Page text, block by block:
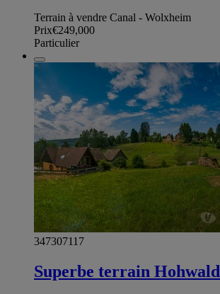
Terrain à vendre Canal - Wolxheim
Prix€249,000
Particulier
347307117
Superbe terrain Hohwald